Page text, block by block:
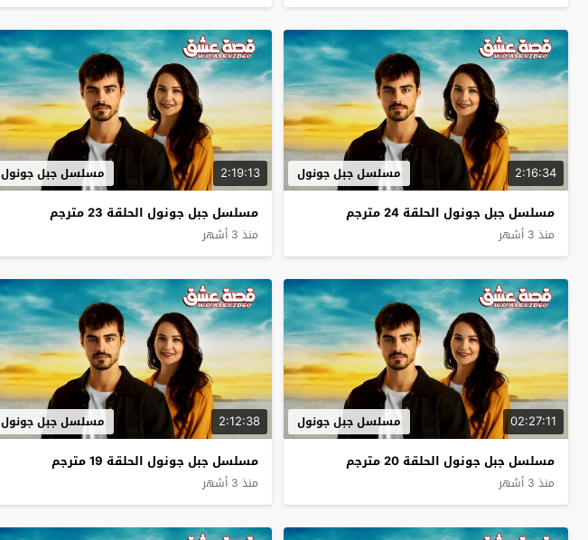
2:16:34 مسلسل جبل جونول
مسلسل جبل جونول الحلقة 24 مترجم
منذ 3 أشهر
2:19:13 مسلسل جبل جونول
مسلسل جبل جونول الحلقة 23 مترجم
منذ 3 أشهر
02:27:11 مسلسل جبل جونول
مسلسل جبل جونول الحلقة 20 مترجم
منذ 3 أشهر
2:12:38 مسلسل جبل جونول
مسلسل جبل جونول الحلقة 19 مترجم
منذ 3 أشهر